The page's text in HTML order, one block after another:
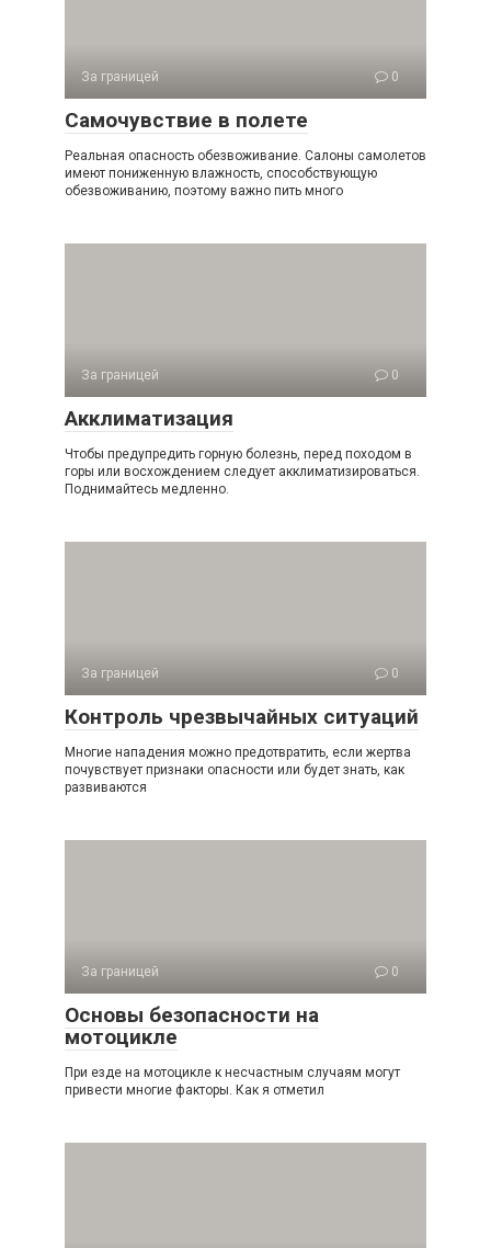
За границей 0
Самочувствие в полете
Реальная опасность обезвоживание. Салоны самолетов
имеют пониженную влажность, способствующую
обезвоживанию, поэтому важно пить много
За границей 0
Акклиматизация
Чтобы предупредить горную болезнь, перед походом в
горы или восхождением следует акклиматизироваться.
Поднимайтесь медленно.
За границей 0
Контроль чрезвычайных ситуаций
Многие нападения можно предотвратить, если жертва
почувствует признаки опасности или будет знать, как
развиваются
За границей 0
Основы безопасности на
мотоцикле
При езде на мотоцикле к несчастным случаям могут
привести многие факторы. Как я отметил